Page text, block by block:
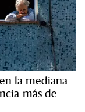
la mediana
más de